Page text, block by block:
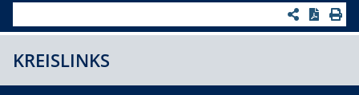
KREISLINKS